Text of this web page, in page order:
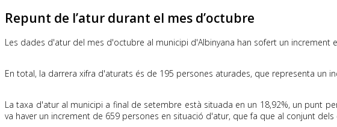
Repunt de l’atur durant el mes d’octubre
Les dades d'atur del mes d'octubre al municipi d'Albinyana han sofert un
En total, la darrera xifra d'aturats és de 195 persones aturades, que representa un
La taxa d'atur al municipi a final de setembre està situada en un 18,92%, un punt
va haver un increment de 659 persones en situació d'atur, que fa que al conjunt